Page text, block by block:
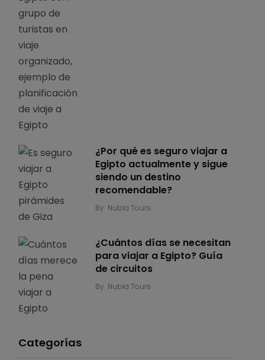
¿Por qué es seguro viajar a
Egipto actualmente y sigue
siendo un destino
recomendable?
By Nubia Tours
¿Cuántos días se necesitan
para viajar a Egipto? Guía
de circuitos
By Nubia Tours
Categorías